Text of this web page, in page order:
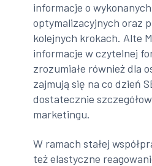
informacje o
optymalizacyjnych oraz
kolejnych krokach. Alte
informacje w czytelnej
zrozumiałe również dla
zajmują się na co dzień
dostatecznie
marketingu.
W ramach stałej
też elastyczne